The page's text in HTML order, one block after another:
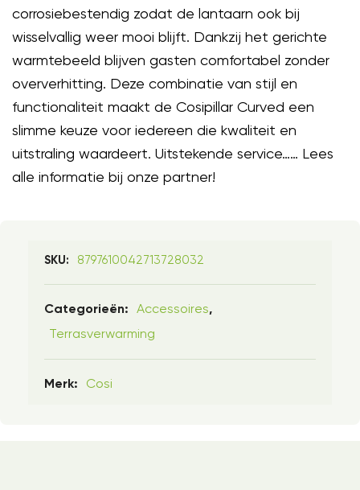
corrosiebestendig zodat de lantaarn ook bij
wisselvallig weer mooi blijft. Dankzij het gerichte
warmtebeeld blijven gasten comfortabel zonder
oververhitting. Deze combinatie van stijl en
functionaliteit maakt de Cosipillar Curved een
slimme keuze voor iedereen die kwaliteit en
uitstraling waardeert. Uitstekende service…… Lees
alle informatie bij onze partner!
SKU: 8797610042713728032
Categorieën: Accessoires,
Terrasverwarming
Merk: Cosi